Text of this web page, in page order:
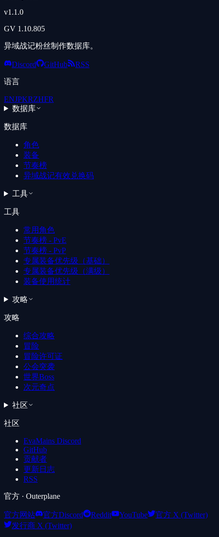
v1.1.0
GV 1.10.805
异域战记粉丝制作数据库。
Discord GitHub RSS
语言
ENJPKRZHFR
数据库
数据库
角色
装备
节奏榜
异域战记有效兑换码
工具
工具
常用角色
节奏榜 - PvE
节奏榜 - PvP
专属装备优先级（基础）
专属装备优先级（满级）
装备使用统计
攻略
攻略
综合攻略
冒险
冒险许可证
公会突袭
世界Boss
次元奇点
社区
社区
EvaMains Discord
GitHub
贡献者
更新日志
RSS
官方 · Outerplane
官方网站 官方Discord Reddit YouTube
官方 X (Twitter)
发行商 X (Twitter)